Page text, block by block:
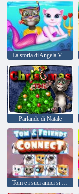
La storia di Angela Valentine in acque profonde
Parlando di Natale
Tom e i suoi amici si connettono